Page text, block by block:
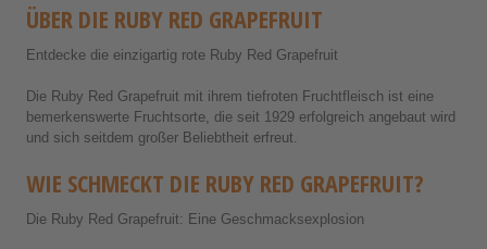
ÜBER DIE RUBY RED GRAPEFRUIT
Entdecke die einzigartig rote Ruby Red Grapefruit
Die Ruby Red Grapefruit mit ihrem tiefroten Fruchtfleisch ist eine
bemerkenswerte Fruchtsorte, die seit 1929 erfolgreich angebaut wird
und sich seitdem großer Beliebtheit erfreut.
WIE SCHMECKT DIE RUBY RED GRAPEFRUIT?
Die Ruby Red Grapefruit: Eine Geschmacksexplosion